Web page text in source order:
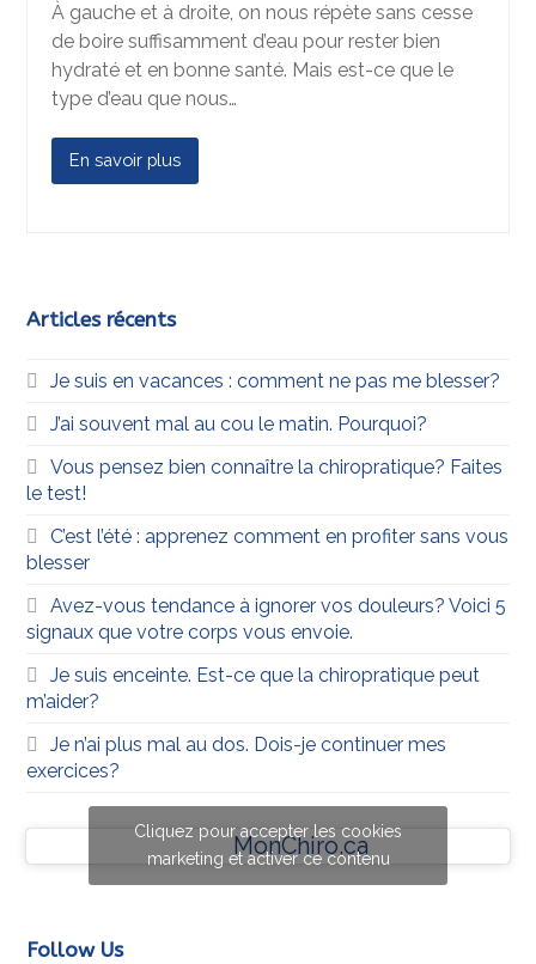
À gauche et à droite, on nous répète sans cesse
de boire suffisamment d’eau pour rester bien
hydraté et en bonne santé. Mais est-ce que le
type d’eau que nous…
En savoir plus
Articles récents
Je suis en vacances : comment ne pas me blesser?
J’ai souvent mal au cou le matin. Pourquoi?
Vous pensez bien connaître la chiropratique? Faites
le test!
C’est l’été : apprenez comment en profiter sans vous
blesser
Avez-vous tendance à ignorer vos douleurs? Voici 5
signaux que votre corps vous envoie.
Je suis enceinte. Est-ce que la chiropratique peut
m’aider?
Je n’ai plus mal au dos. Dois-je continuer mes
exercices?
MonChiro.ca
Cliquez pour accepter les cookies
marketing et activer ce contenu
Cliquez pour accepter les cookies
Follow Us